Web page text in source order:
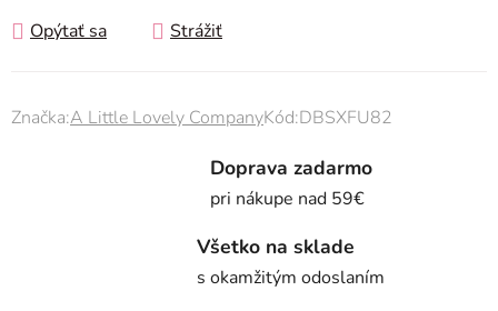
Opýtať sa Strážiť
Značka:A Little Lovely CompanyKód:DBSXFU82
Doprava zadarmo
pri nákupe nad 59€
Všetko na sklade
s okamžitým odoslaním